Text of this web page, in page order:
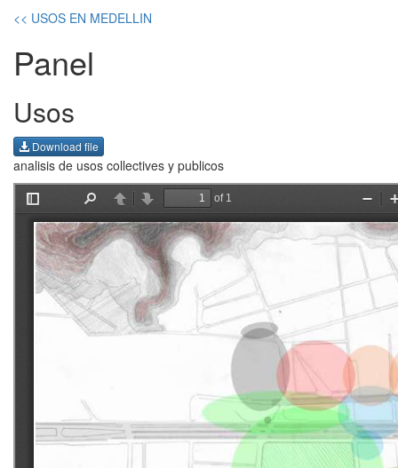
<< USOS EN MEDELLIN
Panel
Usos
Download file
analisis de usos collectives y publicos